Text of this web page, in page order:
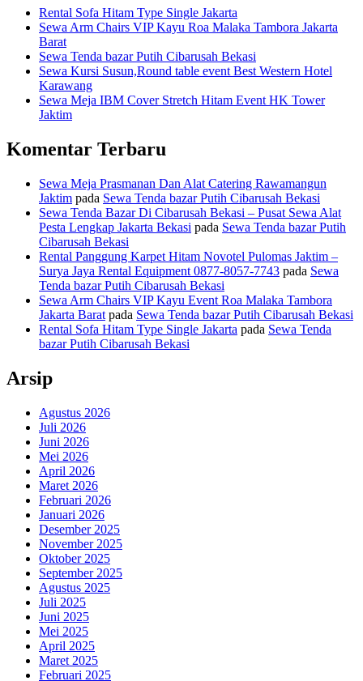
Rental Sofa Hitam Type Single Jakarta
Sewa Arm Chairs VIP Kayu Roa Malaka Tambora Jakarta
Barat
Sewa Tenda bazar Putih Cibarusah Bekasi
Sewa Kursi Susun,Round table event Best Western Hotel
Karawang
Sewa Meja IBM Cover Stretch Hitam Event HK Tower
Jaktim
Komentar Terbaru
Sewa Meja Prasmanan Dan Alat Catering Rawamangun
Jaktim pada Sewa Tenda bazar Putih Cibarusah Bekasi
Sewa Tenda Bazar Di Cibarusah Bekasi – Pusat Sewa Alat
Pesta Lengkap Jakarta Bekasi pada Sewa Tenda bazar Putih
Cibarusah Bekasi
Rental Panggung Karpet Hitam Novotel Pulomas Jaktim –
Surya Jaya Rental Equipment 0877-8057-7743 pada Sewa
Tenda bazar Putih Cibarusah Bekasi
Sewa Arm Chairs VIP Kayu Event Roa Malaka Tambora
Jakarta Barat pada Sewa Tenda bazar Putih Cibarusah Bekasi
Rental Sofa Hitam Type Single Jakarta pada Sewa Tenda
bazar Putih Cibarusah Bekasi
Arsip
Agustus 2026
Juli 2026
Juni 2026
Mei 2026
April 2026
Maret 2026
Februari 2026
Januari 2026
Desember 2025
November 2025
Oktober 2025
September 2025
Agustus 2025
Juli 2025
Juni 2025
Mei 2025
April 2025
Maret 2025
Februari 2025